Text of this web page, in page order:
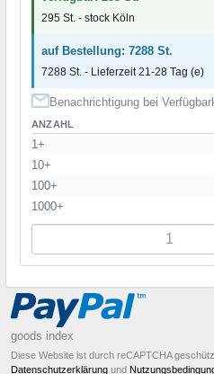
295 St. - stock Köln
auf Bestellung: 7288 St.
7288 St. - Lieferzeit 21-28 Tag (e)
Benachrichtigung bei
ANZAHL
1+
10+
100+
1000+
goods index
Diese Website ist durch reCAPTCHA
Datenschutzerklärung und